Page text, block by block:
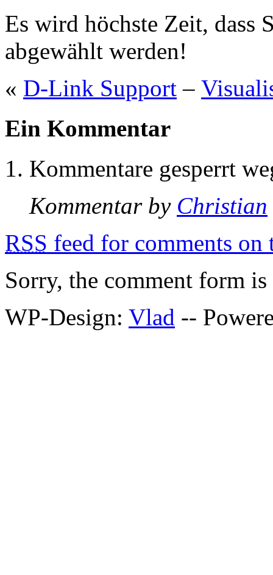
Es wird höchste Zeit, dass
abgewählt werden!
« D-Link Support –
Ein Kommentar
Kommentare gesperrt
Kommentar by Christian
RSS feed for comments on
Sorry, the comment form
WP-Design: Vlad --